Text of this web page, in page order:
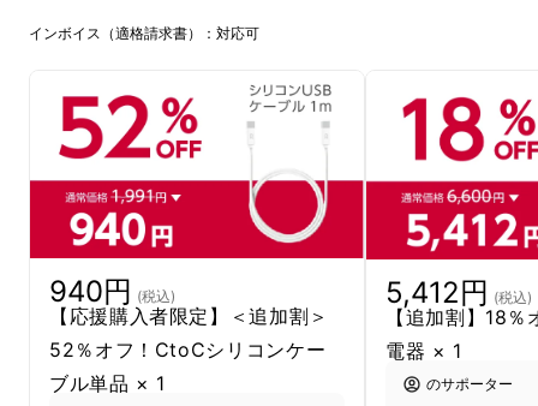
インボイス（適格請求書）：対応可
940円 (税込)
【応援購入者限定】＜追加割＞
52％オフ！CtoCシリコンケー
ブル単品 × 1
5,412円 (税込)
【追加割】18
電器 × 1
のサポーター